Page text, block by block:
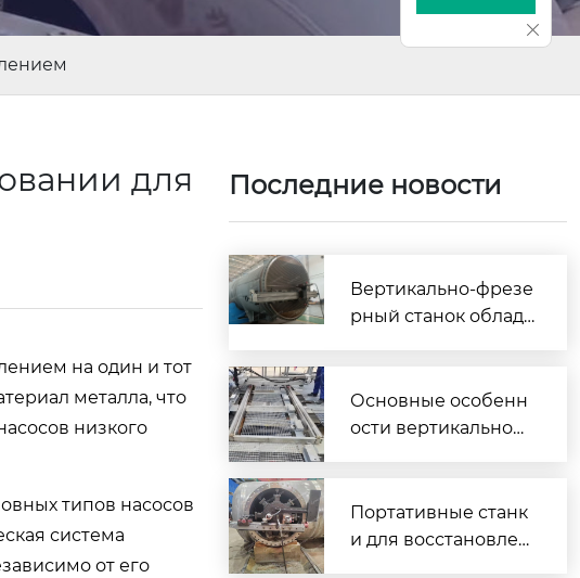
для
на один и тот
металла, что
низкого
типов насосов
система
от его
Последние новости
Вертикально-фрезе
рный станок облада
Основные особенн
ости вертикальной
Портативные станк
и для восстановлен